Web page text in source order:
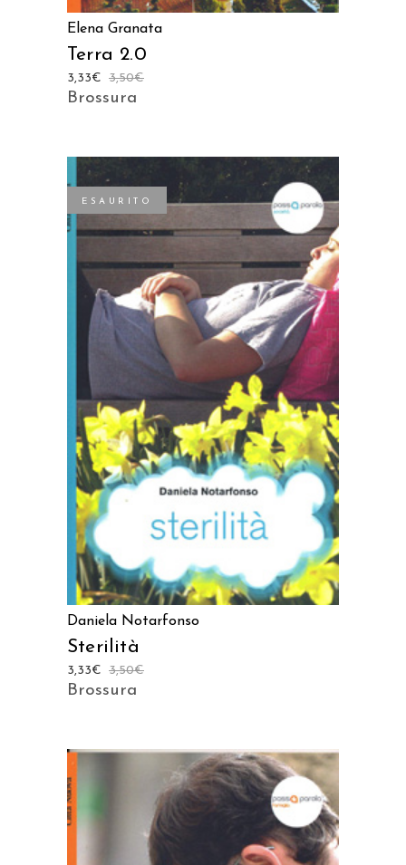
Elena Granata
Terra 2.0
3,50€
3,33€
Brossura
ESAURITO
LEGGI TUTTO
Daniela Notarfonso
Sterilità
3,50€
3,33€
Brossura